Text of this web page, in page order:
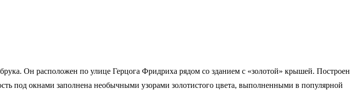
Он расположен по улице Герцога Фридриха рядом со зданием с «золотой» крышей. Построен
под окнами заполнена необычными узорами золотистого цвета, выполненными в популярной